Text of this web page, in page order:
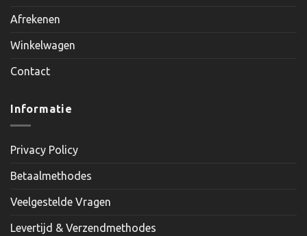
Afrekenen
Winkelwagen
Contact
Informatie
Privacy Policy
Betaalmethodes
Veelgestelde Vragen
Levertijd & Verzendmethodes